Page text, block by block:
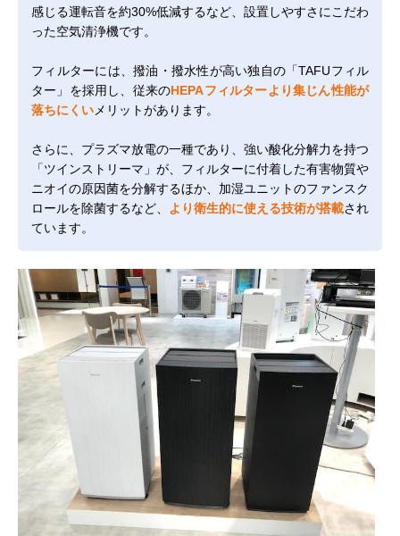
感じる運転音を約30%低減するなど、設置しやすさにこだわ
った空気清浄機です。
フィルターには、撥油・撥水性が高い独自の「TAFUフィル
ター」を採用し、従来のHEPAフィルターより集じん性能が
落ちにくい メリットがあります。
さらに、プラズマ放電の一種であり、強い酸化分解力を持つ
「ツインストリーマ」が、フィルターに付着した有害物質や
ニオイの原因菌を分解するほか、加湿ユニットのファンスク
ロールを除菌するなど、
より衛生的に使える技術が搭載され
ています。